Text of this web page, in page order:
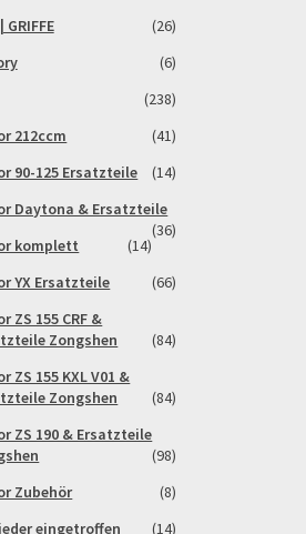
GRIFFE
(26)
(6)
(238)
212ccm
(41)
90-125 Ersatzteile
(14)
Daytona & Ersatzteile
(36)
komplett
(14)
YX Ersatzteile
(66)
ZS 155 CRF &
Zongshen
(84)
ZS 155 KXL V01 &
Zongshen
(84)
ZS 190 & Ersatzteile
(98)
Zubehör
(8)
eingetroffen
(14)